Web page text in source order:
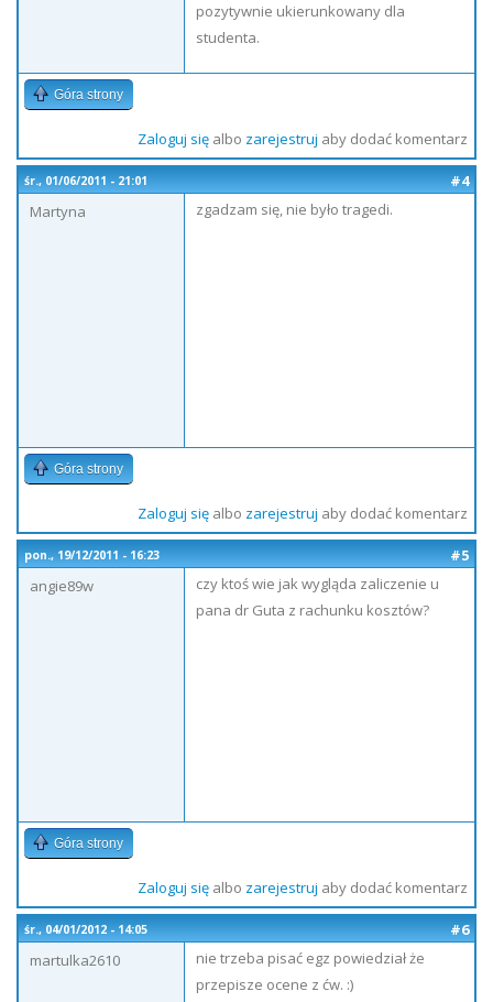
pozytywnie ukierunkowany dla
studenta.
Góra strony
Zaloguj sięalbo zarejestruj aby dodać komentarz
śr., 01/06/2011 - 21:01
#4
Martyna
zgadzam się, nie było tragedi.
Góra strony
Zaloguj sięalbo zarejestruj aby dodać komentarz
pon., 19/12/2011 - 16:23
#5
angie89w
czy ktoś wie jak wygląda zaliczenie u
pana dr Guta z rachunku kosztów?
Góra strony
Zaloguj sięalbo zarejestruj aby dodać komentarz
śr., 04/01/2012 - 14:05
#6
martulka2610
nie trzeba pisać egz powiedział że
przepisze ocene z ćw. :)